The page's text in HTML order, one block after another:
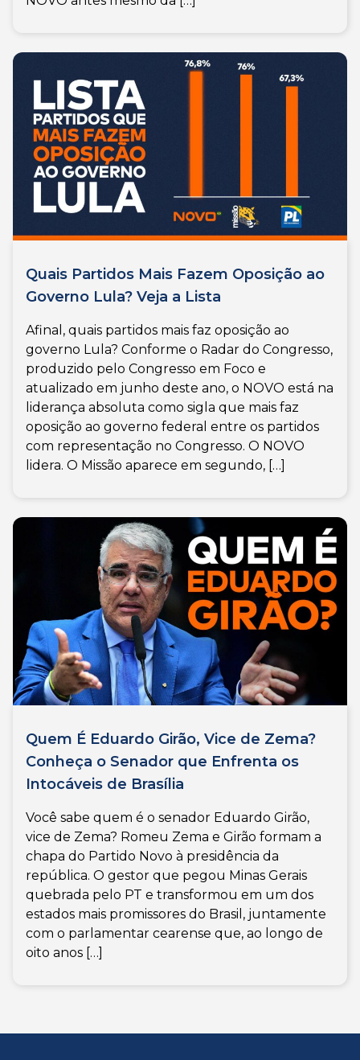
Quais Partidos Mais Fazem Oposição ao
Governo Lula? Veja a Lista
Afinal, quais partidos mais faz oposição ao
governo Lula? Conforme o Radar do Congresso,
produzido pelo Congresso em Foco e
atualizado em junho deste ano, o NOVO está na
liderança absoluta como sigla que mais faz
oposição ao governo federal entre os partidos
com representação no Congresso. O NOVO
lidera. O Missão aparece em segundo, […]
Quem É Eduardo Girão, Vice de Zema?
Conheça o Senador que Enfrenta os
Intocáveis de Brasília
Você sabe quem é o senador Eduardo Girão,
vice de Zema? Romeu Zema e Girão formam a
chapa do Partido Novo à presidência da
república. O gestor que pegou Minas Gerais
quebrada pelo PT e transformou em um dos
estados mais promissores do Brasil, juntamente
com o parlamentar cearense que, ao longo de
oito anos […]